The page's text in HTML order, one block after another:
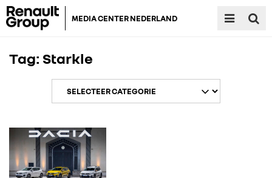
MEDIA CENTER NEDERLAND
RENAULT GROUP
Tag: Starkle